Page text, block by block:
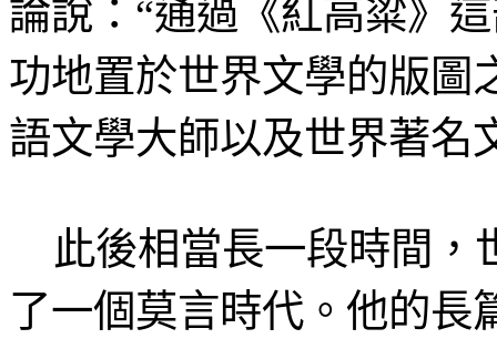
論說：“通過《紅高粱》
功地置於世界文學的版圖
語文學大師以及世界著名
此後相當長一段時間，
了一個莫言時代。他的長